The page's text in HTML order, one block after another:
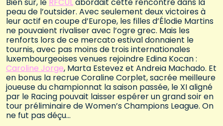
peau de l’outsider. Avec seulement deux victoires à
leur actif en coupe d’Europe, les filles d’Élodie Martins
ne pouvaient rivaliser avec l’ogre grec. Mais les
renforts lors de ce mercato estival donnaient le
tournis, avec pas moins de trois internationales
luxembourgeoises venues rejoindre Edina Kocan :
Caroline Jorge, Marta Estevez et Andreia Machado. Et
en bonus la recrue Coraline Corplet, sacrée meilleure
joueuse du championnat la saison passée, le XI aligné
par le Racing pouvait laisser espérer un grand soir en
tour préliminaire de Women’s Champions League. On
ne fut pas déçu…